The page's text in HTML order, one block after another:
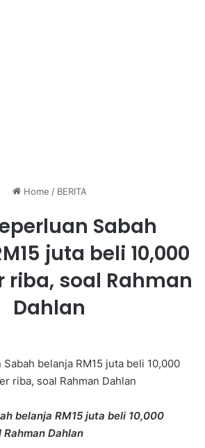
Home / BERITA
Sabah
juta beli 10,000
riba, soal Rahman
Dahlan
belanja RM15 juta beli 10,000
Dahlan